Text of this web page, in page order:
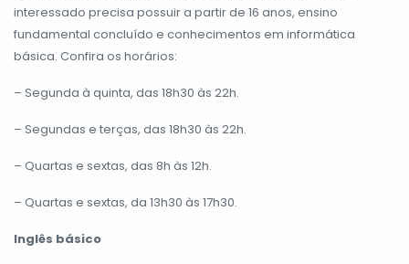
interessado precisa possuir a partir de 16 anos, ensino
fundamental concluído e conhecimentos em informática
básica. Confira os horários:
– Segunda à quinta, das 18h30 às 22h.
– Segundas e terças, das 18h30 às 22h.
– Quartas e sextas, das 8h às 12h.
– Quartas e sextas, da 13h30 às 17h30.
Inglês básico